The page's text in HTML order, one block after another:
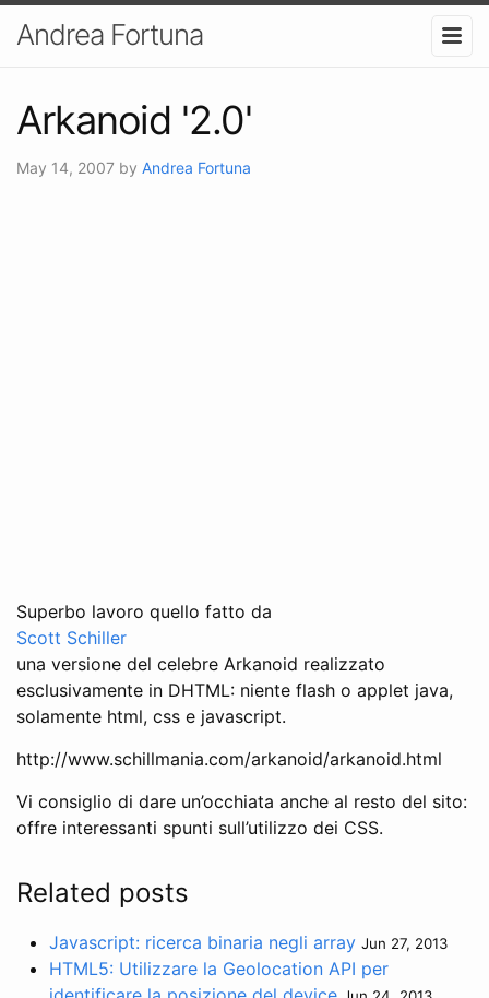
Andrea Fortuna
Arkanoid '2.0'
May 14, 2007 by Andrea Fortuna
Superbo lavoro quello fatto da
Scott Schiller
una versione del celebre Arkanoid realizzato
esclusivamente in DHTML: niente flash o applet java,
solamente html, css e javascript.
http://www.schillmania.com/arkanoid/arkanoid.html
Vi consiglio di dare un’occhiata anche al resto del sito:
offre interessanti spunti sull’utilizzo dei CSS.
Related posts
Javascript: ricerca binaria negli array Jun 27, 2013
HTML5: Utilizzare la Geolocation API per